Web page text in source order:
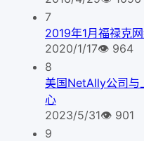
7
2019年1月福禄克
2020/1/17👁 964
8
美国NetAlly公司与
心
2023/5/31👁 901
9